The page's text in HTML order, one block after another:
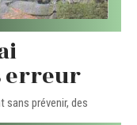
erreur
sans prévenir, des